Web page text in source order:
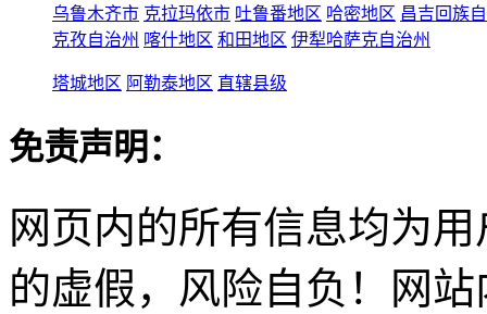
乌鲁木齐市 克拉玛依市 吐鲁番地区 哈密地区 昌吉回族
克孜自治州 喀什地区 和田地区 伊犁哈萨克自治州
塔城地区 阿勒泰地区 直辖县级
免责声明：
网页内的所有信息均为
的虚假，风险自负！网